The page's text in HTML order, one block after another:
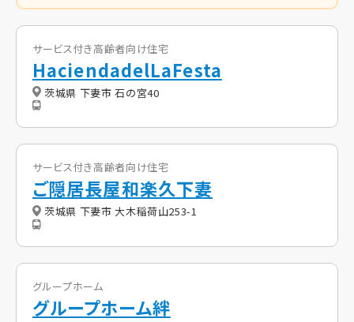
サービス付き高齢者向け住宅
HaciendadelLaFesta
茨城県 下妻市 石の宮40
サービス付き高齢者向け住宅
ご隠居長屋和楽久下妻
茨城県 下妻市 大木稲荷山253-1
グループホーム
グループホーム絆